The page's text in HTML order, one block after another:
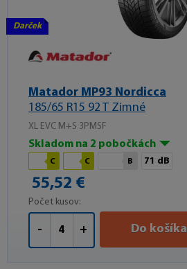
Darček
Matador MP93 Nordicca
185/65 R15 92 T Zimné
XL EVC M+S 3PMSF
Skladom na 2 pobočkách
C C B 71 dB
55,52 €
Počet kusov:
- + Do košíka